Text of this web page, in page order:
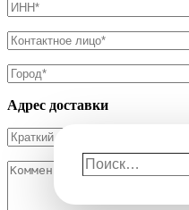
Адрес доставки
Поиск…